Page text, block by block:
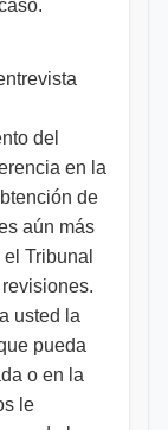
del
en la
de
aún más
Tribunal
usted la
pueda
o en la
le